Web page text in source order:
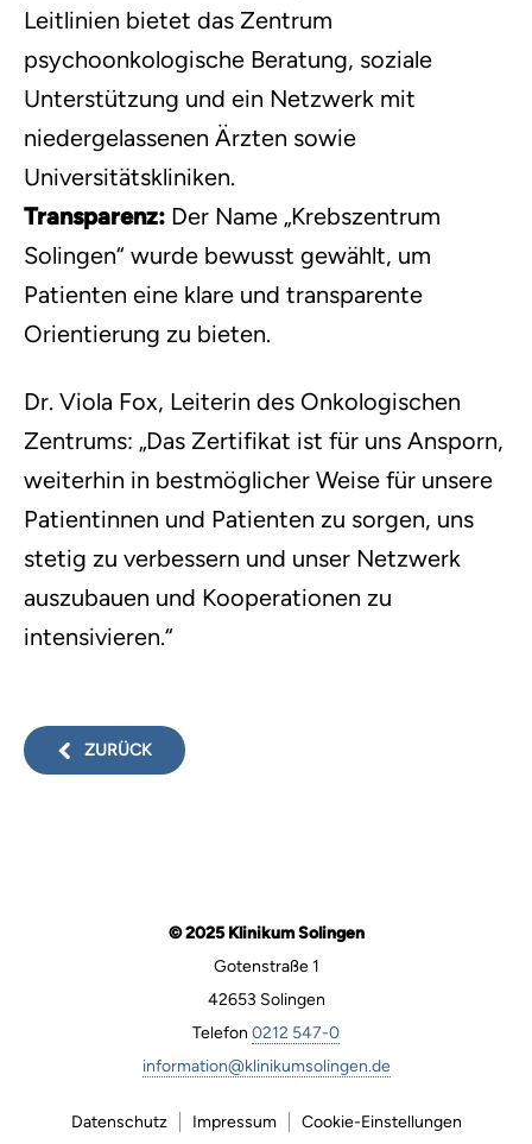
Leitlinien bietet das Zentrum
psychoonkologische Beratung, soziale
Unterstützung und ein Netzwerk mit
niedergelassenen Ärzten sowie
Universitätskliniken.
Transparenz: Der Name „Krebszentrum
Solingen“ wurde bewusst gewählt, um
Patienten eine klare und transparente
Orientierung zu bieten.
Dr. Viola Fox, Leiterin des Onkologischen
Zentrums: „Das Zertifikat ist für uns Ansporn,
weiterhin in bestmöglicher Weise für unsere
Patientinnen und Patienten zu sorgen, uns
stetig zu verbessern und unser Netzwerk
auszubauen und Kooperationen zu
intensivieren.“
ZURÜCK
© 2025 Klinikum Solingen
Gotenstraße 1
42653 Solingen
Telefon 0212 547-0
information@klinikumsolingen.de
Datenschutz Impressum Cookie-Einstellungen